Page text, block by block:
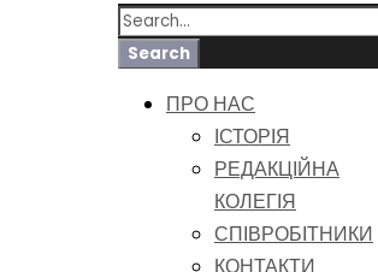
ПРО НАС
ІСТОРІЯ
РЕДАКЦІЙНА
КОЛЕГІЯ
СПІВРОБІТНИКИ